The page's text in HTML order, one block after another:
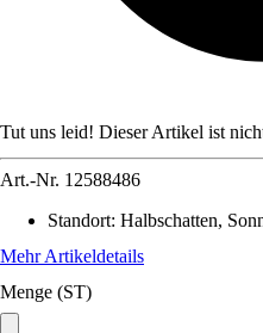
Tut uns leid! Dieser Artikel ist
Art.-Nr. 12588486
Standort: Halbschatten,
Mehr Artikeldetails
Menge (ST)